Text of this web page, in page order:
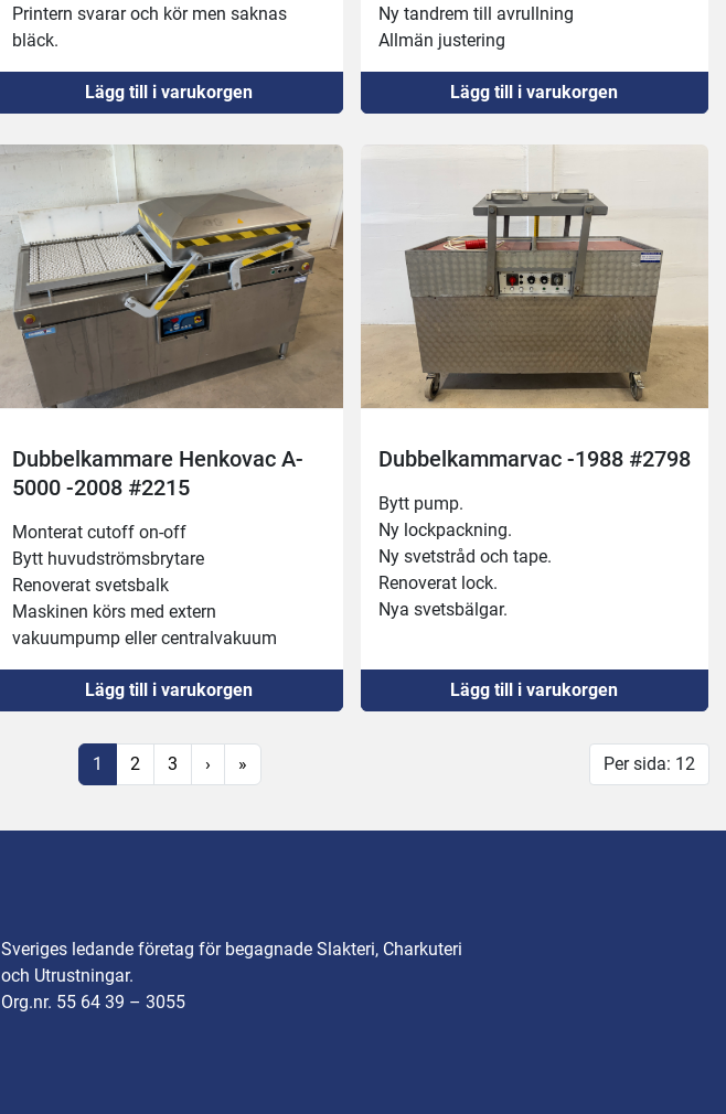
Printern svarar och kör men saknas
bläck.
Inget vakuum, maskinen används körs
med livsmedelsgas.
Verktyg: 195x150, 225x155 (oval),
230x190mm
Lägg till i varukorgen
Ny tandrem till avrullning
Allmän justering
Provkörd u.a.
OBS utan vac-pump
Trågmått: 170x270
Lägg till i varukorgen
Dubbelkammare Henkovac A-
5000 -2008 #2215
Monterat cutoff on-off
Bytt huvudströmsbrytare
Renoverat svetsbalk
Maskinen körs med extern
vakuumpump eller centralvakuum
(pump medföljer ej, kan köpas till)
Svetsbalk: 80x70cm
Transportbandet medföljer
Lägg till i varukorgen
Dubbelkammarvac -1988 #2798
Bytt pump.
Ny lockpackning.
Ny svetstråd och tape.
Renoverat lock.
Nya svetsbälgar.
Provkörd u.a.
Vacvärde 2.
Lägg till i varukorgen
1 2 3 › » Per sida: 12
Sveriges ledande företag för begagnade Slakteri, Charkuteri
och Utrustningar.
Org.nr. 55 64 39 – 3055